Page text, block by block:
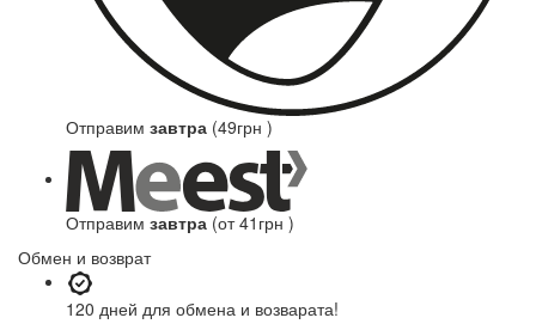
Отправим завтра (49грн )
Отправим завтра (от 41грн )
Обмен и возврат
120 дней для обмена и возварата!